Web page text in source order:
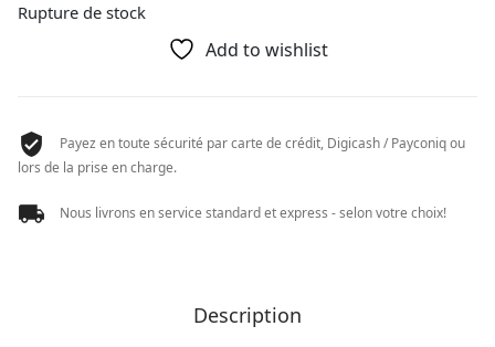
Rupture de stock
Add to wishlist
Payez en toute sécurité par carte de crédit, Digicash / Payconiq ou
lors de la prise en charge.
Nous livrons en service standard et express - selon votre choix!
Description